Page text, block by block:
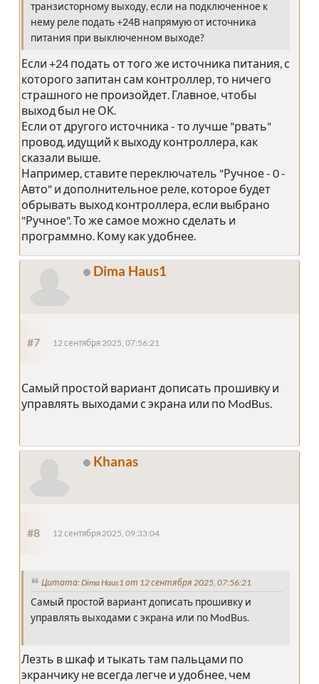
транзисторному выходу, если на подключенное к
нему реле подать +24В напрямую от источника
питания при выключенном выходе?
Если +24 подать от того же источника питания, с
которого запитан сам контроллер, то ничего
страшного не произойдет. Главное, чтобы
выход был не ОК.
Если от другого источника - то лучше "рвать"
провод, идущий к выходу контроллера, как
сказали выше.
Например, ставите переключатель "Ручное - 0 -
Авто" и дополнительное реле, которое будет
обрывать выход контроллера, если выбрано
"Ручное". То же самое можно сделать и
программно. Кому как удобнее.
Dima Haus1
#7 12 сентября 2025, 07:56:21
Самый простой вариант дописать прошивку и
управлять выходами с экрана или по ModBus.
Khanas
#8 12 сентября 2025, 09:33:04
Цитата: Dima Haus1 от 12 сентября 2025, 07:56:21
Самый простой вариант дописать прошивку и
управлять выходами с экрана или по ModBus.
Лезть в шкаф и тыкать там пальцами по
экранчику не всегда легче и удобнее, чем